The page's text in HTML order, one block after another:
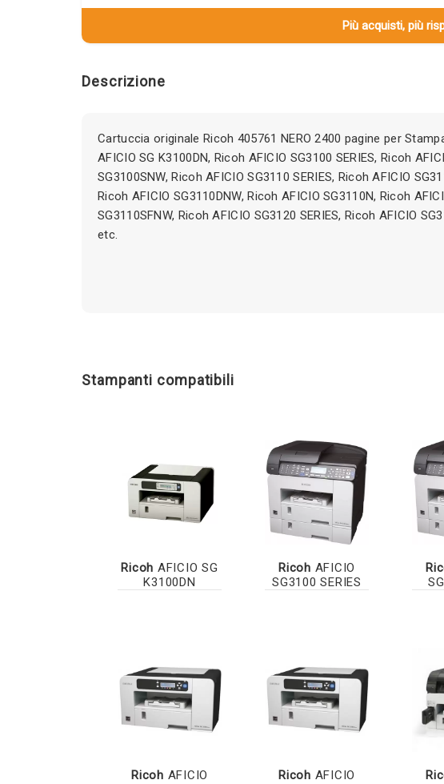
Più acquisti, più
Descrizione
Cartuccia originale Ricoh 405761 NERO 2400 pagine per
AFICIO SG K3100DN, Ricoh AFICIO SG3100 SERIES, Ricoh
SG3100SNW, Ricoh AFICIO SG3110 SERIES, Ricoh AFICIO
Ricoh AFICIO SG3110DNW, Ricoh AFICIO SG3110N, Ricoh
SG3110SFNW, Ricoh AFICIO SG3120 SERIES, Ricoh AFICIO
etc.
Stampanti compatibili
Ricoh AFICIO SG
K3100DN
Ricoh AFICIO
SG3100 SERIES
Ricoh AFICIO
Ricoh AFICIO